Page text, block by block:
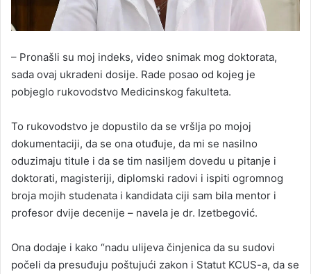
– Pronašli su moj indeks, video snimak mog doktorata,
sada ovaj ukradeni dosije. Rade posao od kojeg je
pobjeglo rukovodstvo Medicinskog fakulteta.
To rukovodstvo je dopustilo da se vršlja po mojoj
dokumentaciji, da se ona otuđuje, da mi se nasilno
oduzimaju titule i da se tim nasiljem dovedu u pitanje i
doktorati, magisteriji, diplomski radovi i ispiti ogromnog
broja mojih studenata i kandidata ciji sam bila mentor i
profesor dvije decenije – navela je dr. Izetbegović.
Ona dodaje i kako “nadu ulijeva činjenica da su sudovi
počeli da presuđuju poštujući zakon i Statut KCUS-a, da se